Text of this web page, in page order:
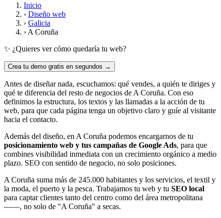
Inicio
› Diseño web
› Galicia
› A Coruña
✨ ¿Quieres ver cómo quedaría tu web?
Crea tu demo gratis en segundos →
Antes de diseñar nada, escuchamos: qué vendes, a quién te diriges y
qué te diferencia del resto de negocios de A Coruña. Con eso
definimos la estructura, los textos y las llamadas a la acción de tu
web, para que cada página tenga un objetivo claro y guíe al visitante
hacia el contacto.
Además del diseño, en A Coruña podemos encargarnos de tu
posicionamiento web y tus campañas de Google Ads, para que
combines visibilidad inmediata con un crecimiento orgánico a medio
plazo. SEO con sentido de negocio, no solo posiciones.
A Coruña suma más de 245.000 habitantes y los servicios, el textil y
la moda, el puerto y la pesca. Trabajamos tu web y tu SEO local
para captar clientes tanto del centro como del área metropolitana
——, no solo de "A Coruña" a secas.